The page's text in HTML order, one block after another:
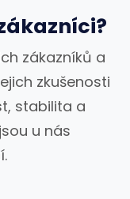
zákazníků a
zkušenosti
stabilita a
u nás